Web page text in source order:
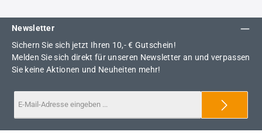
Newsletter
Sichern Sie sich jetzt Ihren 10,- € Gutschein!
Melden Sie sich direkt für unseren Newsletter an und verpassen
Sie keine Aktionen und Neuheiten mehr!